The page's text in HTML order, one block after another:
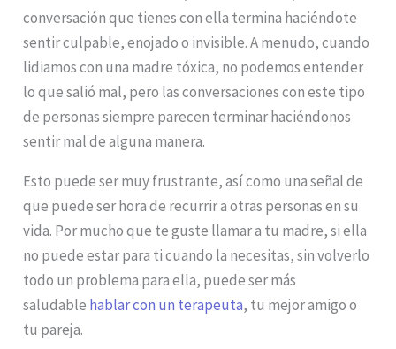
conversación que tienes con ella termina haciéndote
sentir culpable, enojado o invisible. A menudo, cuando
lidiamos con una madre tóxica, no podemos entender
lo que salió mal, pero las conversaciones con este tipo
de personas siempre parecen terminar haciéndonos
sentir mal de alguna manera.
Esto puede ser muy frustrante, así como una señal de
que puede ser hora de recurrir a otras personas en su
vida. Por mucho que te guste llamar a tu madre, si ella
no puede estar para ti cuando la necesitas, sin volverlo
todo un problema para ella, puede ser más
saludable hablar con un terapeuta, tu mejor amigo o
tu pareja.